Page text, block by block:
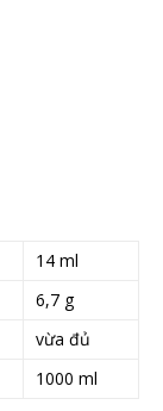
14 ml
6,7 g
vừa đủ
1000 ml